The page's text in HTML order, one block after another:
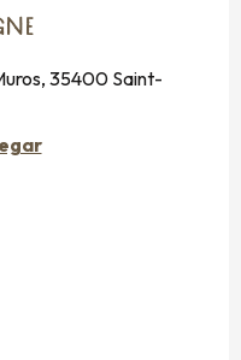
35400 Saint-